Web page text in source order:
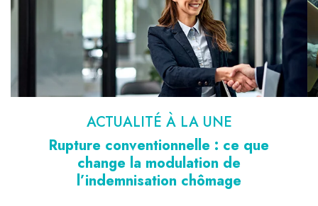
ACTUALITÉ À LA UNE
Rupture conventionnelle : ce que
change la modulation de
l’indemnisation chômage